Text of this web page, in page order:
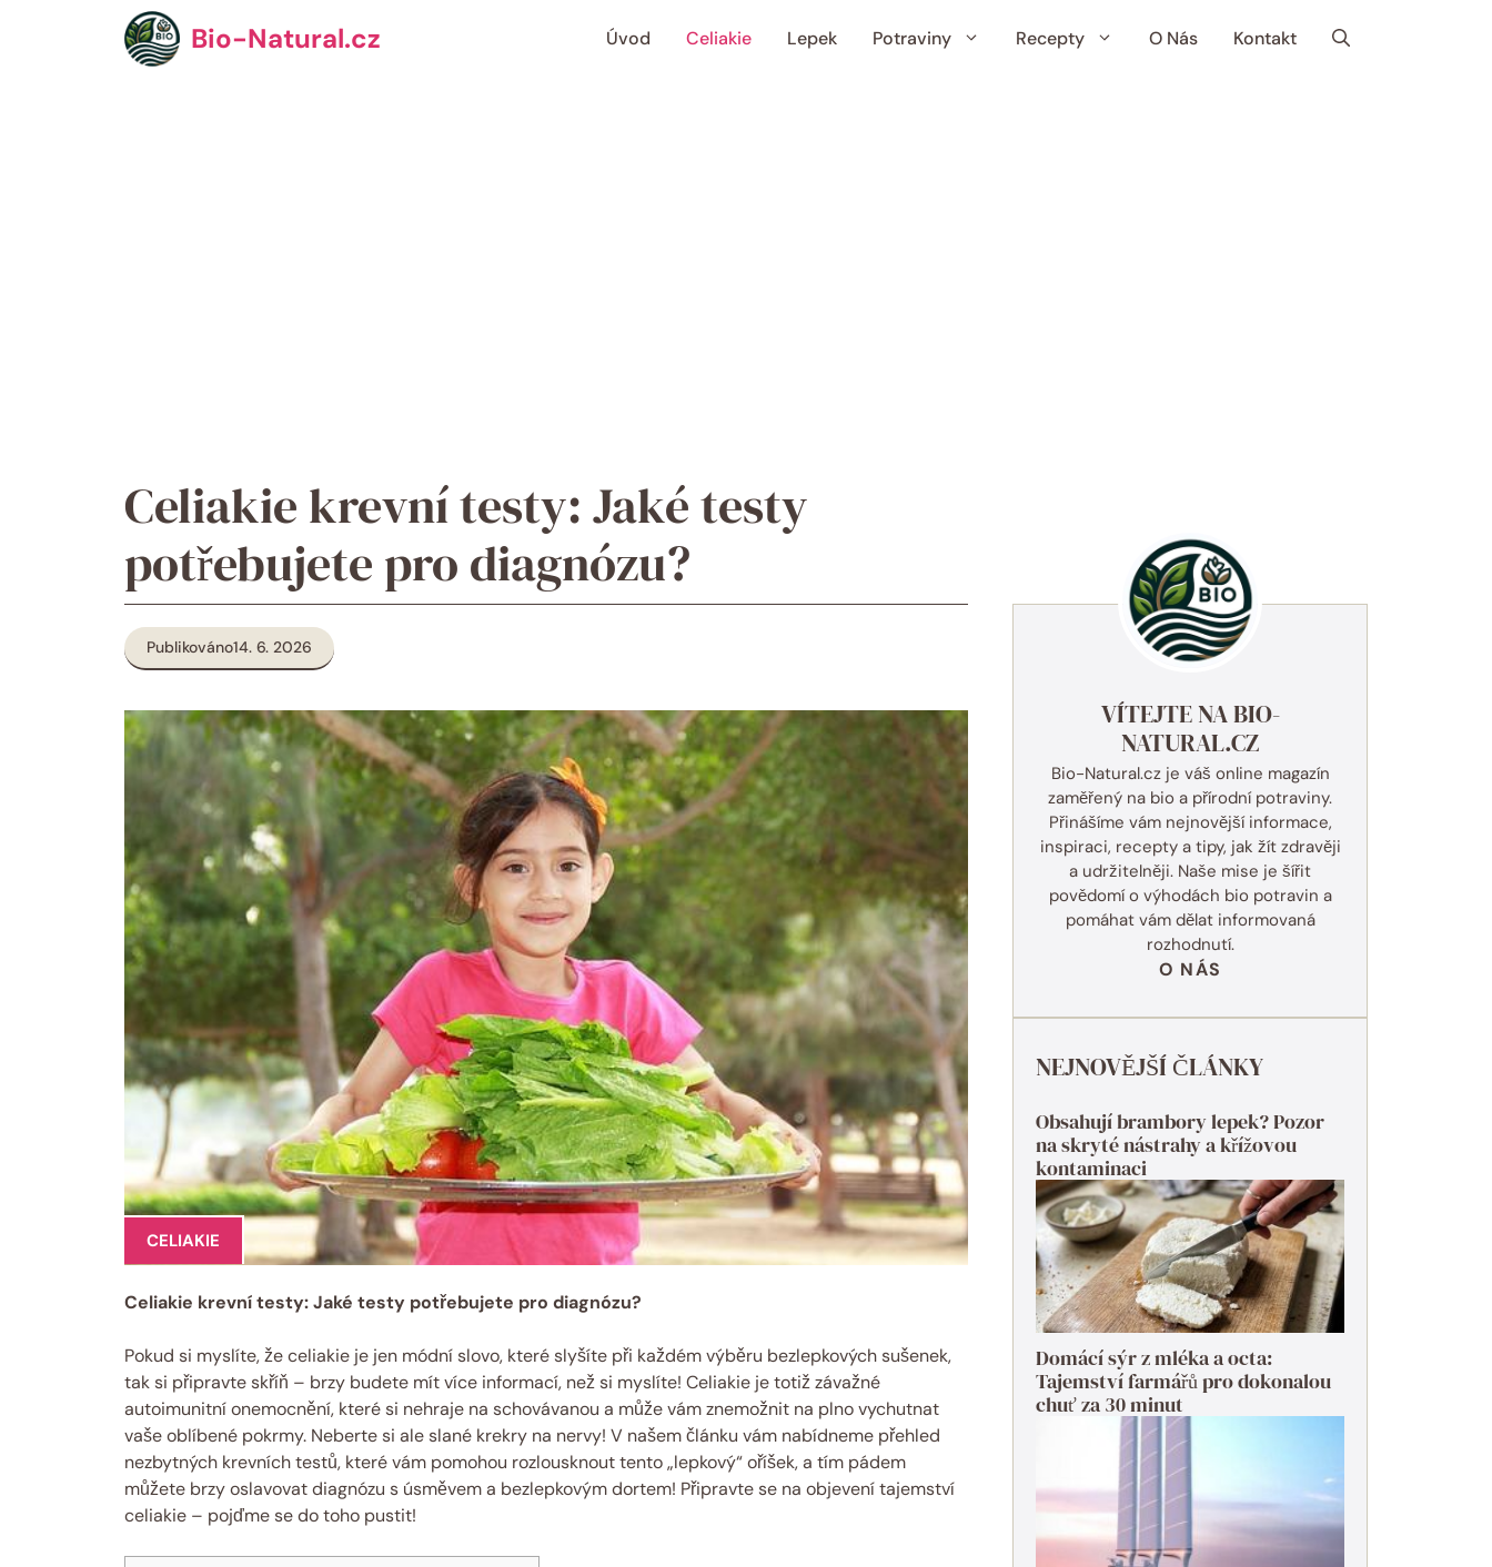
Bio-Natural.cz Úvod Celiakie Lepek Potraviny Recepty O Nás Kontakt
Celiakie krevní testy: Jaké testy
potřebujete pro diagnózu?
Publikováno14. 6. 2026
CELIAKIE
Celiakie krevní testy: Jaké testy potřebujete pro diagnózu?
Pokud si myslíte, že celiakie je jen módní slovo, které slyšíte při každém výběru bezlepkových sušenek,
tak si připravte skříň – brzy budete mít více informací, než si myslíte! Celiakie je totiž závažné
autoimunitní onemocnění, které si nehraje na schovávanou a může vám znemožnit na plno vychutnat
vaše oblíbené pokrmy. Neberte si ale slané krekry na nervy! V našem článku vám nabídneme přehled
nezbytných krevních testů, které vám pomohou rozlousknout tento „lepkový“ oříšek, a tím pádem
můžete brzy oslavovat diagnózu s úsměvem a bezlepkovým dortem! Připravte se na objevení tajemství
celiakie – pojďme se do toho pustit!
VÍTEJTE NA BIO-
NATURAL.CZ
Bio-Natural.cz je váš online magazín
zaměřený na bio a přírodní potraviny.
Přinášíme vám nejnovější informace,
inspiraci, recepty a tipy, jak žít zdravěji
a udržitelněji. Naše mise je šířit
povědomí o výhodách bio potravin a
pomáhat vám dělat informovaná
rozhodnutí.
O NÁS
NEJNOVĚJŠÍ ČLÁNKY
Obsahují brambory lepek? Pozor
na skryté nástrahy a křížovou
kontaminaci
Domácí sýr z mléka a octa:
Tajemství farmářů pro dokonalou
chuť za 30 minut